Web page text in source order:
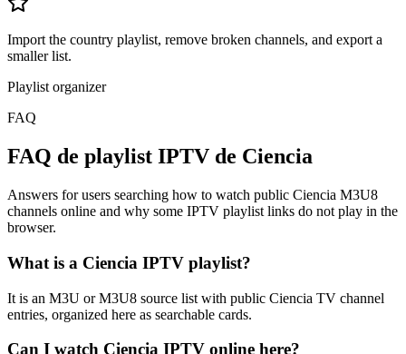
Import the country playlist, remove broken channels, and export a
smaller list.
Playlist organizer
FAQ
FAQ de playlist IPTV de Ciencia
Answers for users searching how to watch public Ciencia M3U8
channels online and why some IPTV playlist links do not play in the
browser.
What is a Ciencia IPTV playlist?
It is an M3U or M3U8 source list with public Ciencia TV channel
entries, organized here as searchable cards.
Can I watch Ciencia IPTV online here?